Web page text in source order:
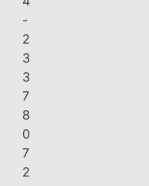
-
2
3
3
7
8
0
7
2